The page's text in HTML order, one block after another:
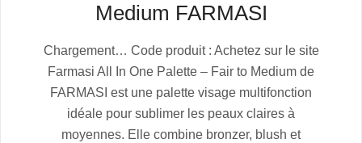
Medium FARMASI
07-
04
Chargement… Code produit : Achetez sur le site
Farmasi All In One Palette – Fair to Medium de
FARMASI est une palette visage multifonction
idéale pour sublimer les peaux claires à
moyennes. Elle combine bronzer, blush et